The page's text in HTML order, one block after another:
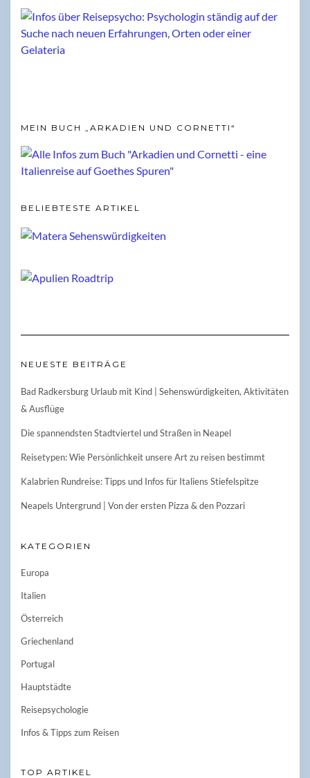
MEIN BUCH „ARKADIEN UND CORNETTI“
BELIEBTESTE ARTIKEL
NEUESTE BEITRÄGE
Bad Radkersburg Urlaub mit Kind | Sehenswürdigkeiten, Aktivitäten
& Ausflüge
Die spannendsten Stadtviertel und Straßen in Neapel
Reisetypen: Wie Persönlichkeit unsere Art zu reisen bestimmt
Kalabrien Rundreise: Tipps und Infos für Italiens Stiefelspitze
Neapels Untergrund | Von der ersten Pizza & den Pozzari
KATEGORIEN
Europa
Italien
Österreich
Griechenland
Portugal
Hauptstädte
Reisepsychologie
Infos & Tipps zum Reisen
TOP ARTIKEL